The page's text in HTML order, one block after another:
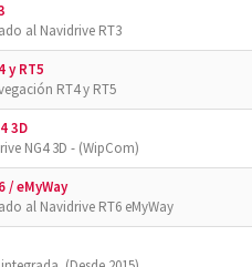
al Navidrive RT3
y RT5
RT4 y RT5
3D
NG4 3D - (WipCom)
/ eMyWay
al Navidrive RT6 eMyWay